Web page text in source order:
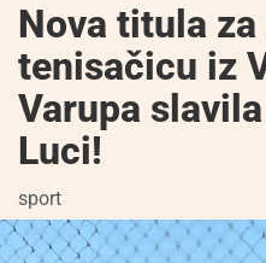
Nova titula
tenisačicu iz
Varupa
Luci!
sport